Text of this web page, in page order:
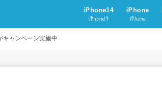
iPhone14
iPhone14
iPhone
iPhone
キャンペーン実施中